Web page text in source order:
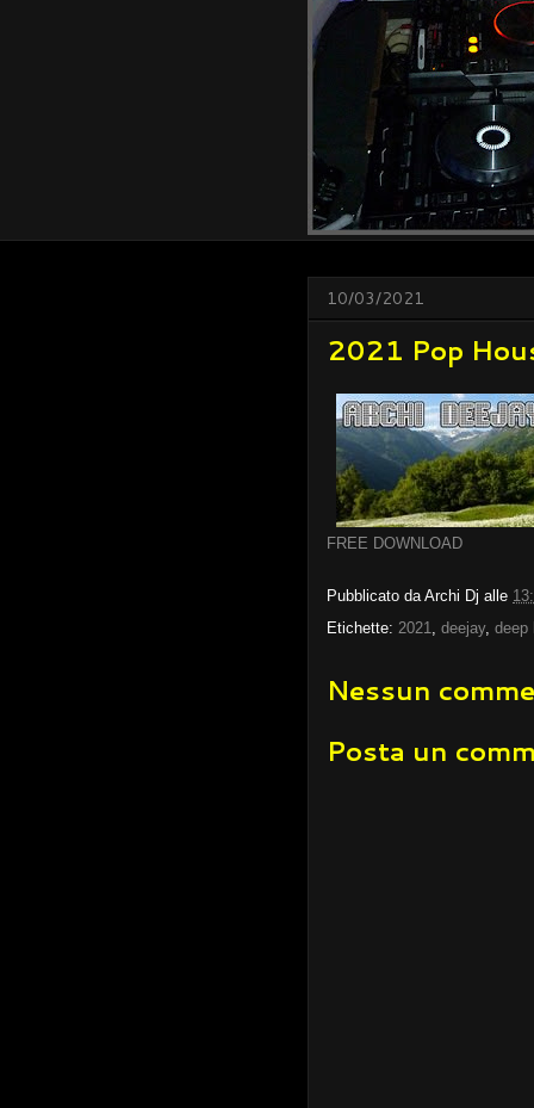
10/03/2021
2021 Pop
FREE DOWNLOAD
Pubblicato daArchi Dj alle
Etichette: 2021, deejay, deep
Nessun
Posta un